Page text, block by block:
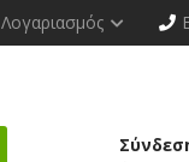
Λογαριασμός